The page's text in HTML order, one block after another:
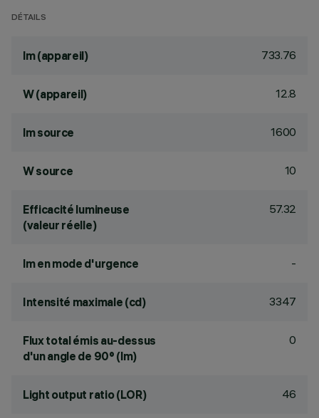
DÉTAILS
lm (appareil) 733.76
W (appareil) 12.8
lm source 1600
W source 10
Efficacité lumineuse
(valeur réelle)
57.32
lm en mode d'urgence -
Intensité maximale (cd) 3347
Flux total émis au-dessus
d'un angle de 90° (lm)
0
Light output ratio (LOR) 46